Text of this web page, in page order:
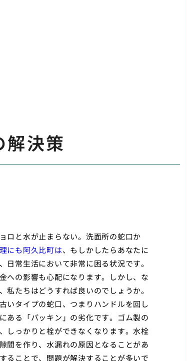
決策
ロと水が止まらない。洗面所の蛇口か
にも阿久比町は、もしかしたらあなたに
常生活において非常に困る状況です。
への影響も心配になります。しかし、な
たちはどうすれば良いのでしょうか。
いタイプの蛇口、つまりハンドルを回し
ある「パッキン」の劣化です。ゴム製の
しっかりと栓ができなくなります。水栓
間を作り、水漏れの原因となることがあ
ることで、問題が解決することが多いで